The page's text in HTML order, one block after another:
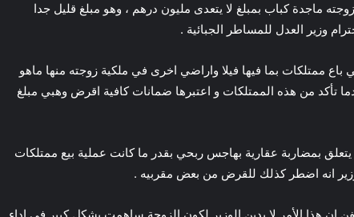
ماجدة كباب بمبلغ لا يتعدى مليون درهم ، وهو مبلغ قليل جدا
وزير العدل للمساطر الجبائية .
ممتلكات بما فيها فيلا واراضي اخرى في ملكية زوجته منها ماهو
تأكد من هذه الممتلكات و اعتبرها ضمانات كافية اقرض وهبي مبلغ
بمضاربة عقارية بهاجس ربحي بقدر ما كانت عملية بيع ممتلكات
انه اضطر كذلك للقرض من بعض مقربيه .